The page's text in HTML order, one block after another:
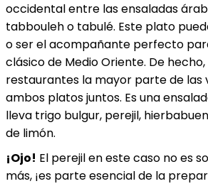
occidental entre las ensaladas
tabbouleh o tabulé. Este plato
o ser el acompañante perfecto
clásico de Medio Oriente. De hecho,
restaurantes la mayor parte de las
ambos platos juntos. Es una
lleva trigo bulgur, perejil,
de limón.
¡Ojo! El perejil en este caso no es
más, ¡es parte esencial de la